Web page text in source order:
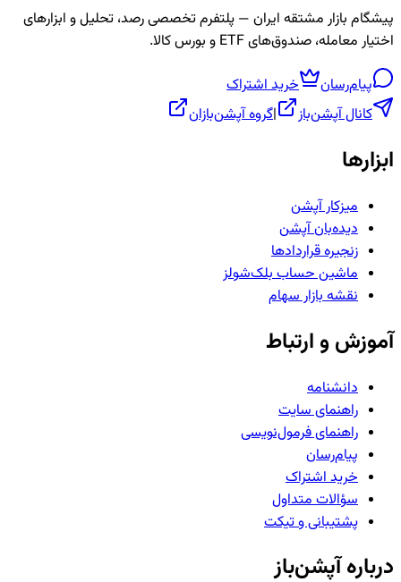
پیشگام بازار مشتقه ایران — پلتفرم تخصصی رصد، تحلیل و ابزارهای
اختیار معامله، صندوق‌های ETF و بورس کالا.
پیام‌رسان
خرید اشتراک
کانال آپشن‌باز
|گروه آپشن‌بازان
ابزارها
میزکار آپشن
دیده‌بان آپشن
زنجیره قراردادها
ماشین حساب بلک‌شولز
نقشه بازار سهام
آموزش و ارتباط
دانشنامه
راهنمای سایت
راهنمای فرمول‌نویسی
پیام‌رسان
خرید اشتراک
سؤالات متداول
پشتیبانی و تیکت
درباره آپشن‌باز